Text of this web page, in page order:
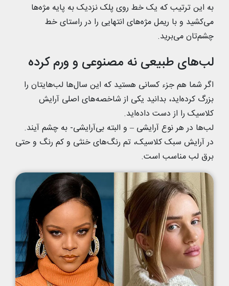
به این ترتیب که یک خط روی پلک نزدیک به پایه مژه‌ها
می‌کشید و با ریمل مژه‌های انتهایی را در راستای خط
چشم‌تان می‌برید.
لب‌های طبیعی نه مصنوعی و ورم کرده
اگر شما هم جزء کسانی هستید که این سال‌ها لب‌هایتان را
بزرگ کرده‌اید، بدانید یکی از شاخصه‌های اصلی آرایش
کلاسیک را از دست داده‌اید.
لب‌ها در هر نوع آرایشی – و البته بی‌آرایشی- به چشم آیند.
در آرایش سبک کلاسیک، تم رنگ‌های خنثی و کم رنگ و حتی
برق لب مناسب است.